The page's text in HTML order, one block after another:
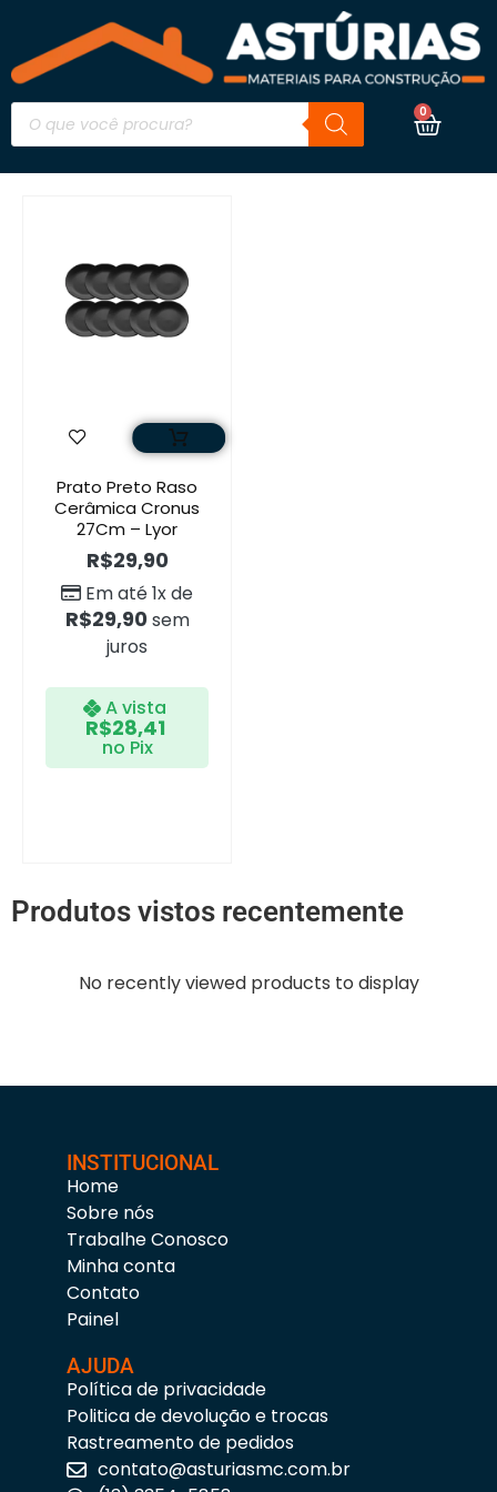
0
Prato Preto Raso
Cerâmica Cronus
27Cm – Lyor
R$29,90
Em até 1x de
R$29,90 sem
juros
A vista
R$28,41
no Pix
Produtos vistos recentemente
No recently viewed products to display
INSTITUCIONAL
Home
Sobre nós
Trabalhe Conosco
Minha conta
Contato
Painel
AJUDA
Política de privacidade
Politica de devolução e trocas
Rastreamento de pedidos
contato@asturiasmc.com.br